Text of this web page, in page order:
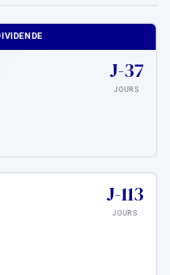
J-37
JOURS
J-113
JOURS